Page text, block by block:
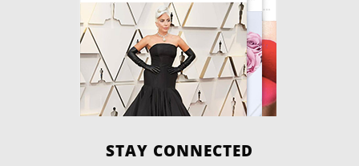
STAY CONNECTED